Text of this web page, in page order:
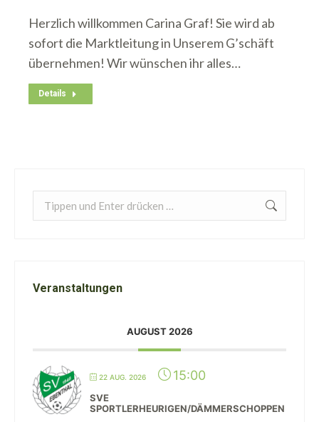
Herzlich willkommen Carina Graf! Sie wird ab
sofort die Marktleitung in Unserem G’schäft
übernehmen! Wir wünschen ihr alles…
Details
Search:
Veranstaltungen
AUGUST 2026
22 AUG. 2026 15:00
SVE
SPORTLERHEURIGEN/DÄMMERSCHOPPEN